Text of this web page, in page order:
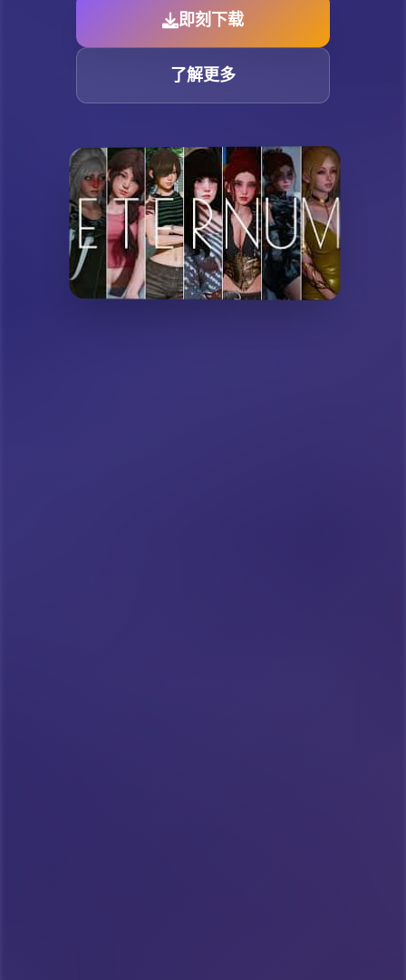
即刻下载
了解更多